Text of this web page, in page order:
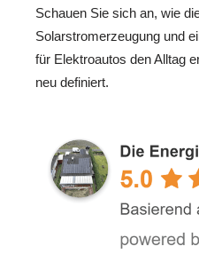
Schauen Sie sich an, wie
Solarstromerzeugung und
für Elektroautos den Alltag
neu definiert.